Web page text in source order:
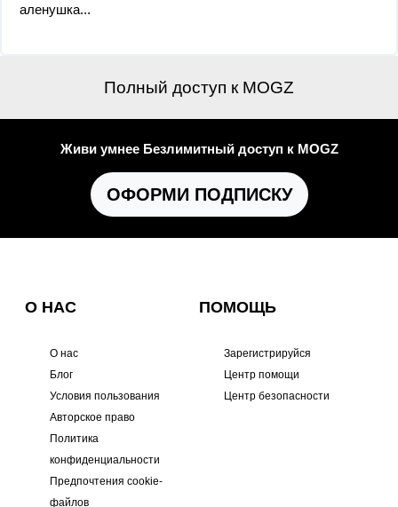
аленушка...
Полный доступ к MOGZ
Живи умнее Безлимитный доступ к MOGZ
ОФОРМИ ПОДПИСКУ
О НАС
О нас
Блог
Условия пользования
Авторское право
Политика
конфиденциальности
Предпочтения cookie-
файлов
ПОМОЩЬ
Зарегистрируйся
Центр помощи
Центр безопасности